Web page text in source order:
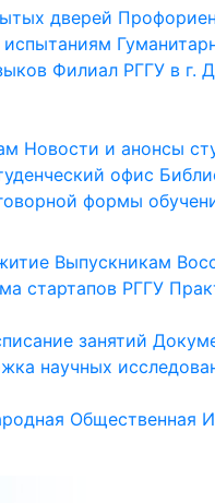
дверей
испытаниям
Филиал РГГУ в г.
Новости и анонсы
офис
формы
Выпускникам
стартапов РГГУ
занятий
научных
Общественная